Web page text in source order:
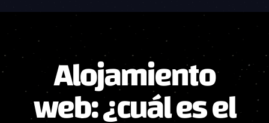
Alojamiento
web: ¿cuál es el